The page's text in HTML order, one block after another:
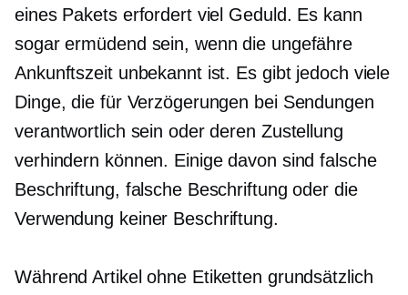
eines Pakets erfordert viel Geduld. Es kann
sogar ermüdend sein, wenn die ungefähre
Ankunftszeit unbekannt ist. Es gibt jedoch viele
Dinge, die für Verzögerungen bei Sendungen
verantwortlich sein oder deren Zustellung
verhindern können. Einige davon sind falsche
Beschriftung, falsche Beschriftung oder die
Verwendung keiner Beschriftung.
Während Artikel ohne Etiketten grundsätzlich